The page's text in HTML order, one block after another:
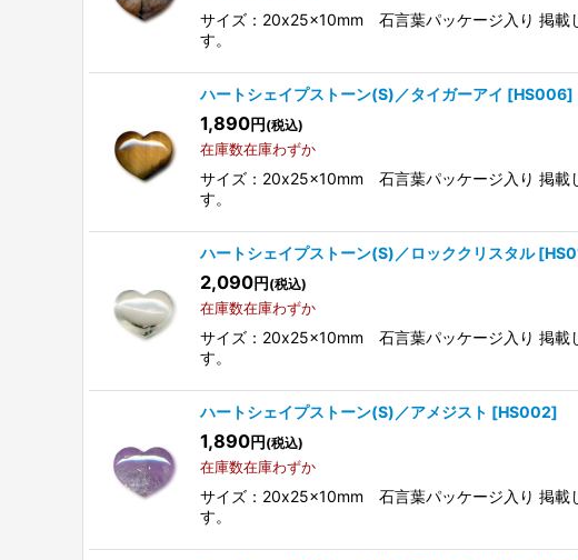
サイズ：20x25x10mm 石言葉パッケージ入り 掲載
す。
ハートシェイプストーン(S)／タイガーアイ [HS006]
1,890円 (税込)
在庫数在庫わずか
サイズ：20x25x10mm 石言葉パッケージ入り 掲載
す。
ハートシェイプストーン(S)／ロッククリスタル [
2,090円 (税込)
在庫数在庫わずか
サイズ：20x25x10mm 石言葉パッケージ入り 掲載
す。
ハートシェイプストーン(S)／アメジスト [HS002]
1,890円 (税込)
在庫数在庫わずか
サイズ：20x25x10mm 石言葉パッケージ入り 掲載
す。